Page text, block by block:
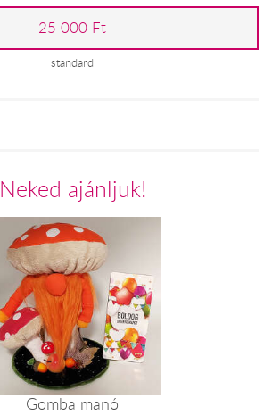
25 000 Ft
standard
Neked ajánljuk!
Gomba manó